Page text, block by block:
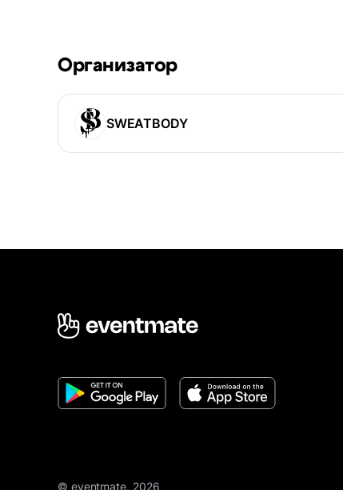
Организатор
SWEATBODY
© eventmate, 2026